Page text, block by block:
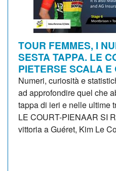
TOUR FEMMES, I
SESTA TAPPA. LE
PIETERSE SCALA E
Numeri, curiosità e
ad approfondire quel che
tappa di ieri e nelle ultime
LE COURT-PIENAAR SI
vittoria a Guéret, Kim Le